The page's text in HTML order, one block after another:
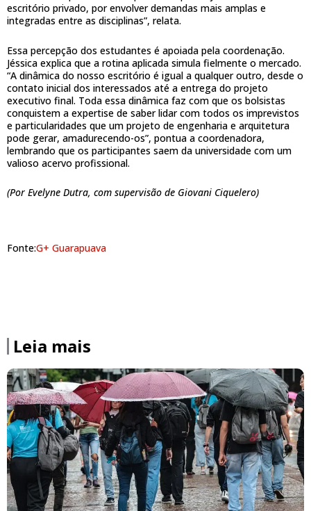
escritório privado, por envolver demandas mais amplas e
integradas entre as disciplinas”, relata.
Essa percepção dos estudantes é apoiada pela coordenação.
Jéssica explica que a rotina aplicada simula fielmente o mercado.
“A dinâmica do nosso escritório é igual a qualquer outro, desde o
contato inicial dos interessados até a entrega do projeto
executivo final. Toda essa dinâmica faz com que os bolsistas
conquistem a expertise de saber lidar com todos os imprevistos
e particularidades que um projeto de engenharia e arquitetura
pode gerar, amadurecendo-os”, pontua a coordenadora,
lembrando que os participantes saem da universidade com um
valioso acervo profissional.
(Por Evelyne Dutra, com supervisão de Giovani Ciquelero)
Fonte:G+ Guarapuava
Leia mais